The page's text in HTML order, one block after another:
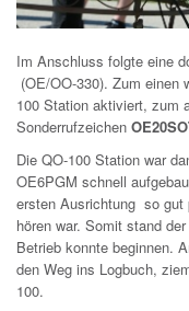
Im Anschluss folgte eine
(OE/OO-330). Zum einen
100 Station aktiviert, zum
Sonderrufzeichen
Die QO-100 Station war
OE6PGM schnell
ersten Ausrichtung so gut
hören war. Somit stand
Betrieb konnte beginnen.
den Weg ins Logbuch,
100.